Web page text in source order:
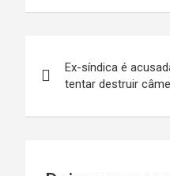
de
Post
Ex-síndica é
tentar destruir